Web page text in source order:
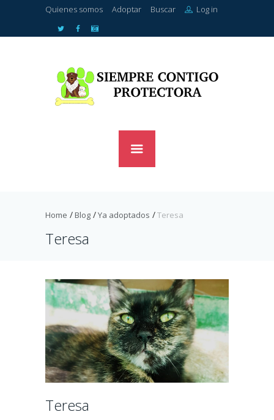
Quienes somos Adoptar Buscar Log in
Home Blog Ya adoptados Teresa
Teresa
Teresa